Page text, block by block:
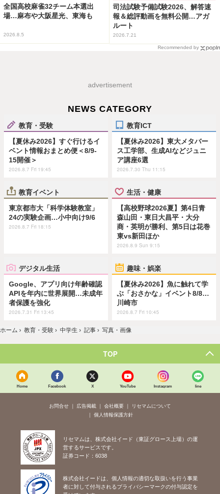
全国高校麻雀32チーム本選出
場…麻布や大阪星光、東海も
2026.8.5
司法試験予備試験2026、解答速
報＆総評動画を無料公開…アガ
ルート
2026.7.21
Recommended by
advertisement
NEWS CATEGORY
教育・受験
【夏休み2026】すぐ行けるイ
ベント情報おまとめ便＜8/9-
15開催＞
2026.8.7 Fri 19:45
教育ICT
【夏休み2026】東大メタバー
ス工学部、生成AIなどジュニ
ア講座6選
2026.7.30 Thu 11:15
教育イベント
東京都市大「科学体験教室」
24の実験企画…小中向け9/6
2026.8.7 Fri 18:15
生活・健康
【高校野球2026夏】第4日青
森山田・東日大昌平・大分
商・英明が勝利、第5日は花巻
東vs新田ほか
2026.8.9 Sun 9:15
デジタル生活
Google、アプリ向け年齢確認
APIを年内に世界展開…未成年
者保護を強化
2026.7.31 Fri 13:45
趣味・娯楽
【夏休み2026】魚に触れて学
ぶ「おさかな」イベント8/8…
川崎市
2026.8.7 Fri 10:45
ホーム › 教育・受験 › 中学生 › 記事 › 写真・画像
TOP
Home Facebook X YouTube Instagram line
お問合せ 広告掲載 会社概要
リセマムについて
個人情報保護方針
リセマムは、株式会社イード（東証グロース上場）の運
営するサービスです。
証券コード：6038
株式会社イードは、個人情報の適切な取扱いを行う事業
者に対して付与されるプライバシーマークの付与認定を